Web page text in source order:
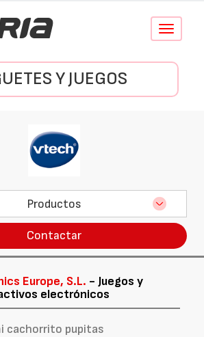
Conmutar
Y JUEGOS
Productos
Contactar
Europe, S.L. - Juegos y
electrónicos
cachorrito pupitas